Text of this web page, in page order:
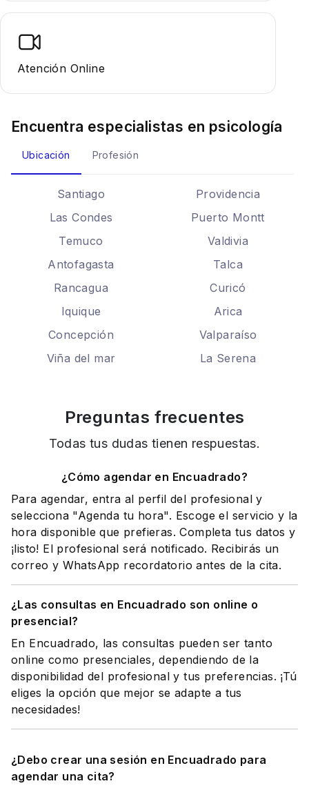
Atención Online
Encuentra especialistas en psicología
Ubicación Profesión
Santiago
Providencia
Las Condes
Puerto Montt
Temuco
Valdivia
Antofagasta
Talca
Rancagua
Curicó
Iquique
Arica
Concepción
Valparaíso
Viña del mar
La Serena
Preguntas frecuentes
Todas tus dudas tienen respuestas.
¿Cómo agendar en Encuadrado?
Para agendar, entra al perfil del profesional y
selecciona "Agenda tu hora". Escoge el servicio y la
hora disponible que prefieras. Completa tus datos y
¡listo! El profesional será notificado. Recibirás un
correo y WhatsApp recordatorio antes de la cita.
¿Las consultas en Encuadrado son online o
presencial?
En Encuadrado, las consultas pueden ser tanto
online como presenciales, dependiendo de la
disponibilidad del profesional y tus preferencias. ¡Tú
eliges la opción que mejor se adapte a tus
necesidades!
¿Debo crear una sesión en Encuadrado para
agendar una cita?